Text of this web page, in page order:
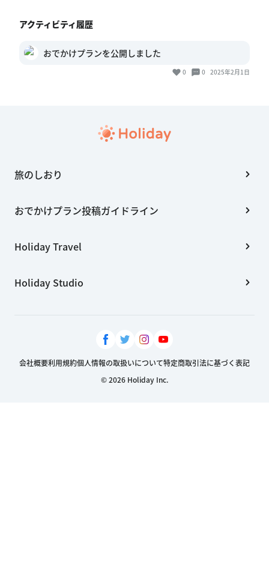
アクティビティ履歴
おでかけプランを公開しました
0 0 2025年2月1日
旅のしおり
おでかけプラン投稿ガイドライン
Holiday Travel
Holiday Studio
会社概要利用規約個人情報の取扱いについて特定商取引法に基づく表記
© 2026 Holiday Inc.